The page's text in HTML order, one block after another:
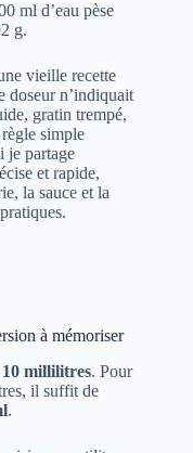
ml d’eau pèse
g.
vieille recette
doseur n’indiquait
gratin trempé,
simple
je partage
et rapide,
la sauce et la
à mémoriser
millilitres. Pour
il suffit de
.